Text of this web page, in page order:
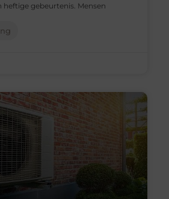
heftige gebeurtenis. Mensen